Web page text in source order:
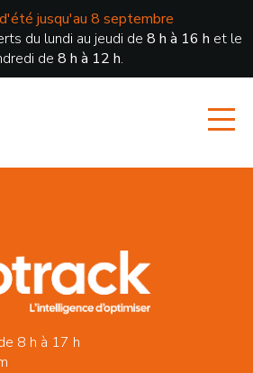
jusqu'au 8 septembre
du lundi au jeudi de 8 h à 16 h et le
de 8 h à 12 h.
8 h à 17 h